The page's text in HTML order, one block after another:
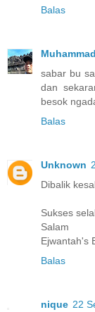
Balas
sabar bu
dan
besok
Balas
Unknown
Dibalik
Sukses
Salam
Ejwantah's
Balas
nique 22